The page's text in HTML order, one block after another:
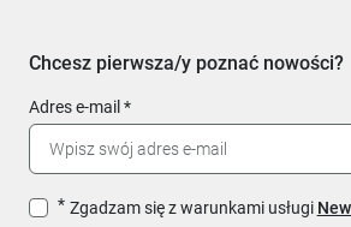
Chcesz pierwsza/y poznać nowości?
Adres e-mail
Zgadzam się z warunkami usługi